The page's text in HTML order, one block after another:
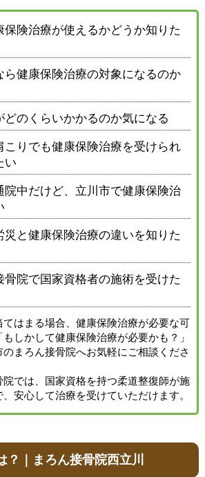
保険治療が使えるかどうか知りた
ら健康保険治療の対象になるのか
どのくらいかかるのか気になる
こりでも健康保険治療を受けられ
い
院中だけど、立川市で健康保険治
災と健康保険治療の違いを知りた
骨院で国家資格者の施術を受けた
てはまる場合、健康保険治療が必要な可
しかして健康保険治療が必要かも？」
まろん接骨院へお気軽にご相談くださ
では、国家資格を持つ柔道整復師が施
安心して治療を受けていただけます。
？｜まろん接骨院西立川